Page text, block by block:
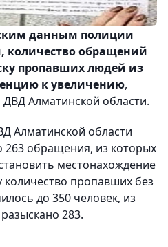
данным полиции
количество обращений
пропавших людей из
к увеличению,
Алматинской области.
Алматинской области
263 обращения, из которых
местонахождение
количество пропавших без
до 350 человек, из
283.